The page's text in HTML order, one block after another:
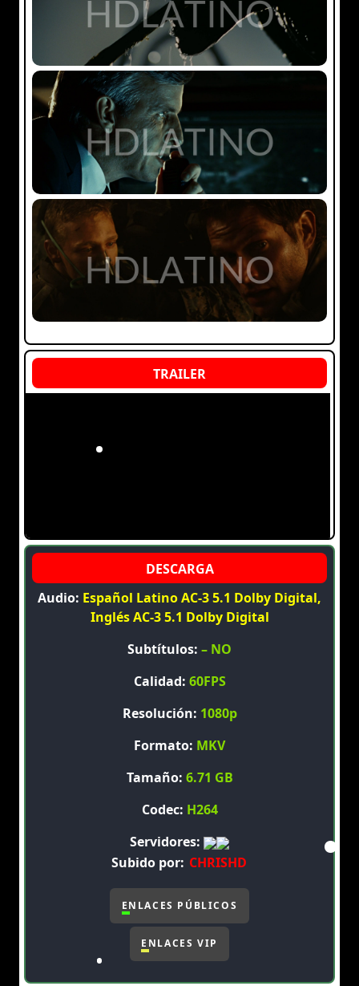
Audio: Español Latino AC-3 5.1 Dolby Digital,
Inglés AC-3 5.1 Dolby Digital
Subtítulos: – NO
Calidad: 60FPS
Resolución: 1080p
Formato: MKV
Tamaño: 6.71 GB
Codec: H264
Servidores:
Subido por: CHRISHD
ENLACES PÚBLICOS
ENLACES VIP